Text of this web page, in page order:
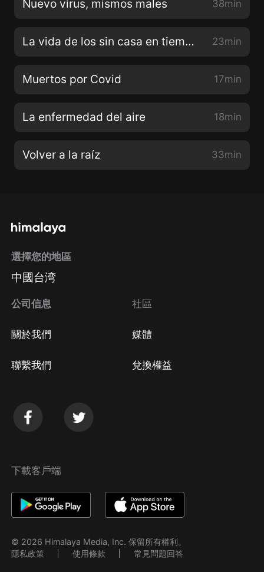
Nuevo virus, mismos males 38min
La vida de los sin casa en tiempos de #QuédateEnCasa 23min
Muertos por Covid 17min
La enfermedad del aire 18min
Volver a la raíz 33min
選擇您的地區
中國台湾
公司信息
關於我們
聯繫我們
社區
媒體
兌換權益
下載客戶端
© 2026 Himalaya Media, Inc. 保留所有權利。
隱私政策
使用條款 常見問題回答